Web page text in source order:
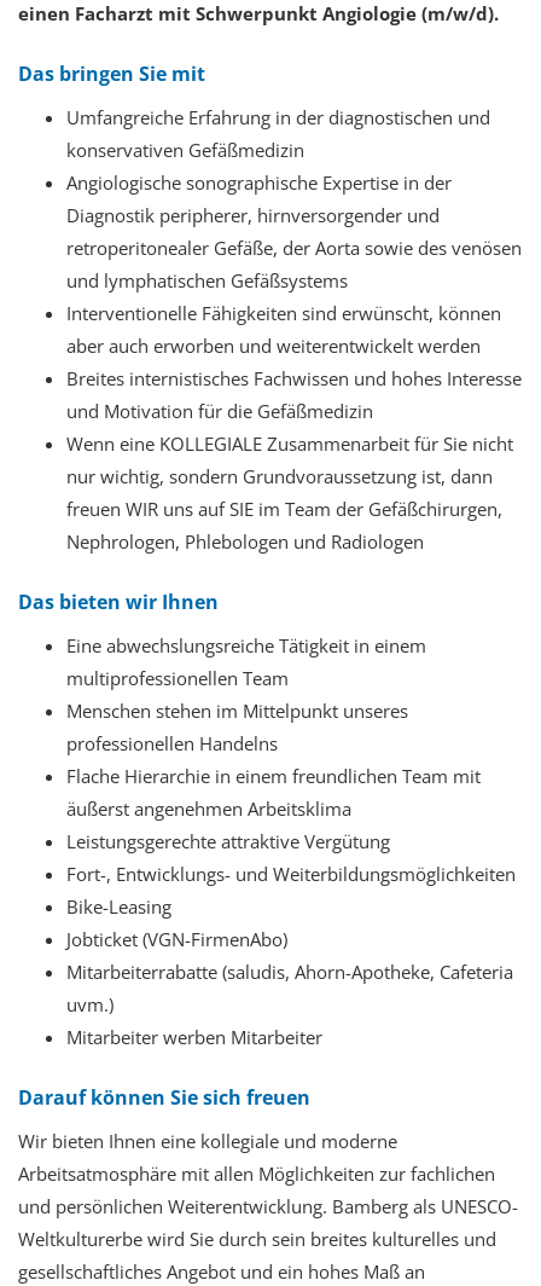
einen Facharzt mit Schwerpunkt Angiologie (m/w/d).
Das bringen Sie mit
Umfangreiche Erfahrung in der diagnostischen und
konservativen Gefäßmedizin
Angiologische sonographische Expertise in der
Diagnostik peripherer, hirnversorgender und
retroperitonealer Gefäße, der Aorta sowie des venösen
und lymphatischen Gefäßsystems
Interventionelle Fähigkeiten sind erwünscht, können
aber auch erworben und weiterentwickelt werden
Breites internistisches Fachwissen und hohes Interesse
und Motivation für die Gefäßmedizin
Wenn eine KOLLEGIALE Zusammenarbeit für Sie nicht
nur wichtig, sondern Grundvoraussetzung ist, dann
freuen WIR uns auf SIE im Team der Gefäßchirurgen,
Nephrologen, Phlebologen und Radiologen
Das bieten wir Ihnen
Eine abwechslungsreiche Tätigkeit in einem
multiprofessionellen Team
Menschen stehen im Mittelpunkt unseres
professionellen Handelns
Flache Hierarchie in einem freundlichen Team mit
äußerst angenehmen Arbeitsklima
Leistungsgerechte attraktive Vergütung
Fort-, Entwicklungs- und Weiterbildungsmöglichkeiten
Bike-Leasing
Jobticket (VGN-FirmenAbo)
Mitarbeiterrabatte (saludis, Ahorn-Apotheke, Cafeteria
uvm.)
Mitarbeiter werben Mitarbeiter
Darauf können Sie sich freuen
Wir bieten Ihnen eine kollegiale und moderne
Arbeitsatmosphäre mit allen Möglichkeiten zur fachlichen
und persönlichen Weiterentwicklung. Bamberg als UNESCO-
Weltkulturerbe wird Sie durch sein breites kulturelles und
gesellschaftliches Angebot und ein hohes Maß an